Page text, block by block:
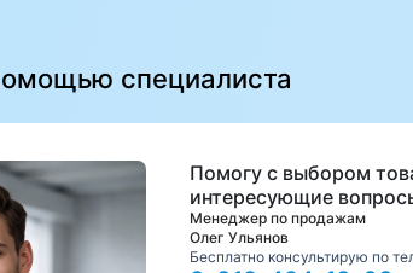
специалиста
Помогу с выбором
интересующие
Менеджер по продажам
Олег Ульянов
Бесплатно консультирую по